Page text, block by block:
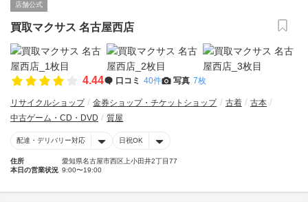
店舗公式
買取マクサス 名古屋西店
4.44 口コミ 40件 写真 7枚
リサイクルショップ 金券ショップ・チケットショップ 古着
古本
中古ゲーム・CD・DVD
質屋
配達・デリバリー対応 日祝OK
住所
愛知県名古屋市西区上小田井2丁目77
本日の営業状況 9:00〜19:00